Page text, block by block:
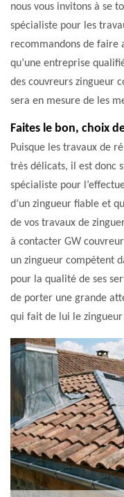
nous vous invitons à se
spécialiste pour les
recommandons de faire
qu’une entreprise
des couvreurs zingueur
sera en mesure de les
Faites le bon, choix
Puisque les travaux de
très délicats, il est donc
spécialiste pour
d’un zingueur fiable et
de vos travaux de
à contacter GW
un zingueur compétent
pour la qualité de ses
de porter une grande
qui fait de lui le